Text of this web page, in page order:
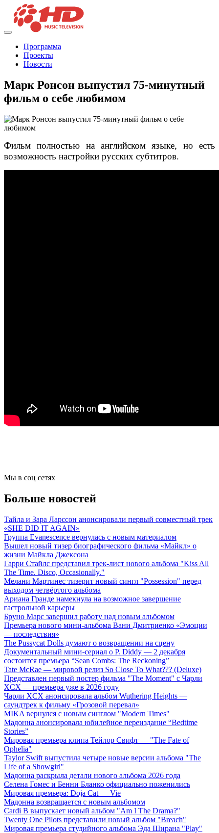
Программа
Проекты
Новости
Марк Ронсон выпустил 75-минутный
фильм о себе любимом
Фильм полностью на английском языке, но есть
возможность настройки русских субтитров.
Мы в соц сетях
Больше новостей
Тайла и Зара Ларссон анонсировали первый совместный трек
«SHE DID IT AGAIN»
Группа Evanescence вернулась с новым материалом
Вышел новый тизер биографического фильма «Майкл» о
жизни Майкла Джексона
Гарри Стайлс представил трек-лист нового альбома "Kiss All
The Time. Disco, Occasionally."
Мелани Мартинес тизерит новый сингл "Possession" перед
выходом четвёртого альбома
Ариана Гранде намекнула на возможное завершение
гастрольной карьеры
Бруно Марс завершил работу над новым альбомом
Премьера нового мини-альбома Вани Дмитриенко «Эмоции
— последствия»
The Pussycat Dolls думают о возвращении на сцену
Документальный мини-сериал о P. Diddy — 2 декабря
состоится премьера “Sean Combs: The Reckoning”
Tate McRae — мировой релиз So Close To What??? (Deluxe)
Представлен первый постер фильма "The Moment" с Чарли
XCX — премьера уже в 2026 году
Чарли XCX анонсировала альбом Wuthering Heights —
саундтрек к фильму «Грозовой перевал»
MIKA вернулся с новым синглом "Modern Times"
Мадонна анонсировала юбилейное переиздание “Bedtime
Stories”
Мировая премьера клипа Тейлор Свифт — "The Fate of
Ophelia"
Taylor Swift выпустила четыре новые версии альбома "The
Life of a Showgirl"
Мадонна раскрыла детали нового альбома 2026 года
Селена Гомес и Бенни Бланко официально поженились
Мировая премьера: Doja Cat — Vie
Мадонна возвращается с новым альбомом
Cardi B выпускает новый альбом "Am I The Drama?"
Twenty One Pilots представили новый альбом "Breach"
Мировая премьера студийного альбома Эда Ширана "Play"